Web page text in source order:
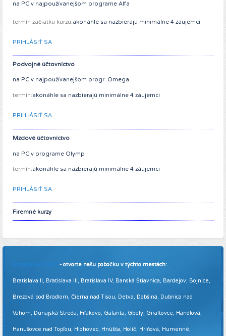
na PC v najpoužívanejšom programe Alfa
termín začiatku kurzu:akonáhle sa nazbierajú minimálne 4 záujemci
PRIHLÁSIŤ SA
Podvojné účtovníctvo
na PC v najpoužívanejšom progr. Omega
termín:akonáhle sa nazbierajú minimálne 4 záujemci
PRIHLÁSIŤ SA
Mzdové účtovníctvo
na PC v programe Olymp
termín:akonáhle sa nazbierajú minimálne 4 záujemci
PRIHLÁSIŤ SA
Firemné kurzy
Pridajte sa k nám - otvorte našu pobočku v týchto mestách:
Bratislava II, Bratislava III, Bratislava IV, Banská Štiavnica, Bardejov, Bojnice,
Brezová pod Bradlom, Čierna nad Tisou, Detva, Dobšiná, Dubnica nad
Váhom, Dunajská Streda, Fiľakovo, Galanta, Gbely, Giraltovce, Handlová,
Hanušovce nad Topľou, Hlohovec, Hnúšťa, Holíč, Hriňová, Humenné,